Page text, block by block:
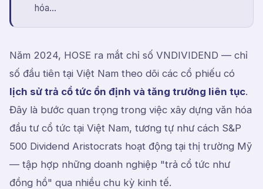
hóa...
Năm 2024, HOSE ra mắt chỉ số VNDIVIDEND — chỉ
số đầu tiên tại Việt Nam theo dõi các cổ phiếu có
lịch sử trả cổ tức ổn định và tăng trưởng liên tục.
Đây là bước quan trọng trong việc xây dựng văn hóa
đầu tư cổ tức tại Việt Nam, tương tự như cách S&P
500 Dividend Aristocrats hoạt động tại thị trường Mỹ
— tập hợp những doanh nghiệp "trả cổ tức như
đồng hồ" qua nhiều chu kỳ kinh tế.